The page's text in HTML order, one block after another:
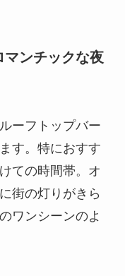
マンチックな夜
ーフトップバー
す。特におすす
ての時間帯。オ
街の灯りがきら
ワンシーンのよ